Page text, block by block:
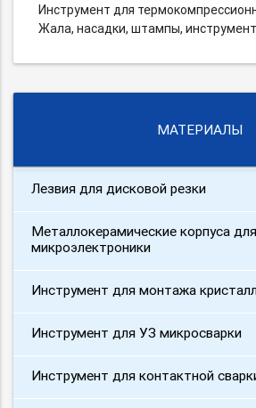
Инструмент для
Жала, насадки, штампы,
МАТЕРИАЛЫ
Лезвия для дисковой резки
Металлокерамические корпуса
микроэлектроники
Инструмент для монтажа
Инструмент для УЗ микросварки
Инструмент для контактной